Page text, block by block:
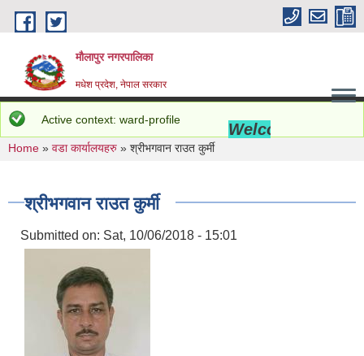
Skip to main content
मौलापुर नगरपालिका
मधेश प्रदेश, नेपाल सरकार
Welcome to
Status message
Active context: ward-profile
You are here
Home » वडा कार्यालयहरु » श्रीभगवान राउत कुर्मी
श्रीभगवान राउत कुर्मी
Submitted on: Sat, 10/06/2018 - 15:01